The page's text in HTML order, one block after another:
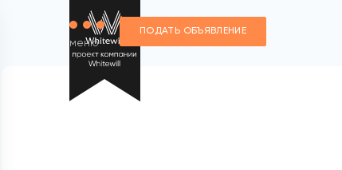
меню
ПОДАТЬ ОБЪЯВЛЕНИЕ